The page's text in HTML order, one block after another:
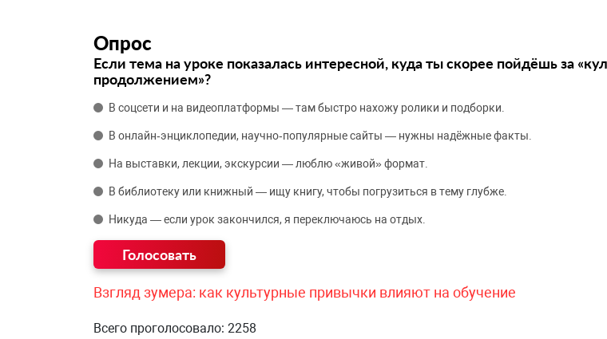
Опрос
Если тема на уроке показалась интересной, куда ты скорее пойдёшь за
продолжением»?
В соцсети и на видеоплатформы — там быстро нахожу ролики и подборки.
В онлайн‑энциклопедии, научно‑популярные сайты — нужны надёжные факты.
На выставки, лекции, экскурсии — люблю «живой» формат.
В библиотеку или книжный — ищу книгу, чтобы погрузиться в тему глубже.
Никуда — если урок закончился, я переключаюсь на отдых.
Взгляд зумера: как культурные привычки влияют на обучение
Всего проголосовало: 2258